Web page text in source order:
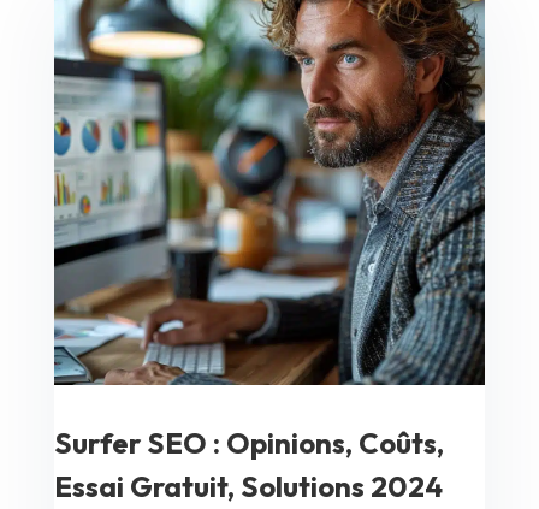
Surfer SEO : Opinions, Coûts,
Essai Gratuit, Solutions 2024